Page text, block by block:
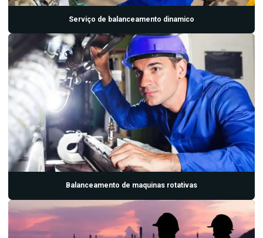
Medição e análise de vibrações
Serviço de analise de vibração
Serviço de balanceamento dinamico
Serviço de manutenção preditiva
Termografia eletrica
Termográfia elétrica preço
Termografia industrial
Termografia industrial preço
Ultrassom manutenção
Ultrassom manutenção preditiva
Serviço de balanceamento dinamico
Balanceamento de maquinas rotativas